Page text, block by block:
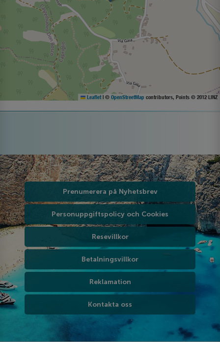
Leaflet | © OpenStreetMap contributors, Points © 2012 LINZ
Prenumerera på Nyhetsbrev
Personuppgiftspolicy och Cookies
Resevillkor
Betalningsvillkor
Reklamation
Kontakta oss